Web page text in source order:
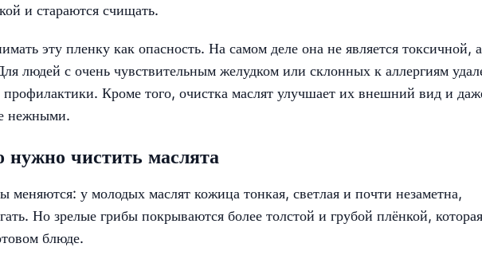
и стараются счищать.
эту пленку как опасность. На самом деле она не является токсичной,
людей с очень чувствительным желудком или склонных к аллергиям
Кроме того, очистка маслят улучшает их внешний вид и
нежными.
нужно чистить маслята
меняются: у молодых маслят кожица тонкая, светлая и почти незаметна,
Но зрелые грибы покрываются более толстой и грубой плёнкой, которая
блюде.